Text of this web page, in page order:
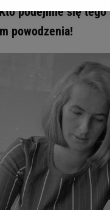
podejmie się
powodzenia!
narzędzie do
” w stopce
i Agora S.A. możemy
geolokalizacyjnych.
na urządzeniu lub dostęp
usług.
Lista